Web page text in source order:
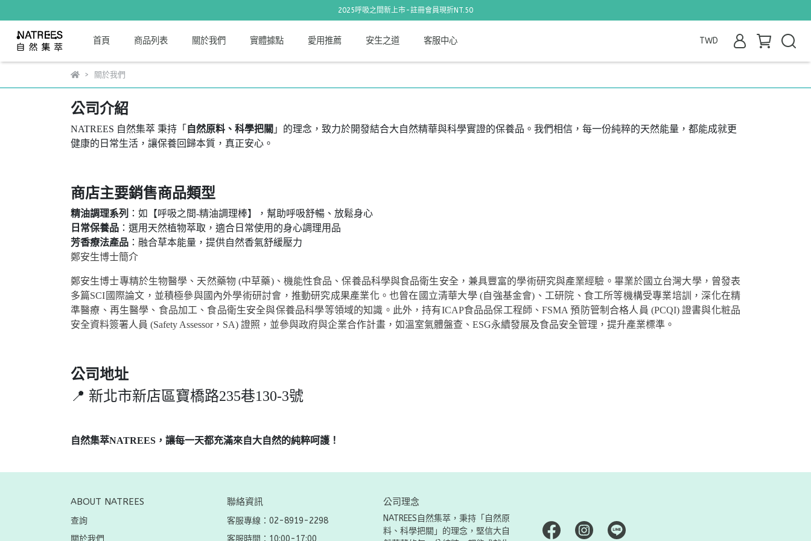
2025呼吸之間新上市-註冊會員現折NT.50
首頁 商品列表 關於我們 實體據點 愛用推薦 安生之道 客服中心 TWD
關於我們
公司介紹
NATREES 自然集萃 秉持「 自然原料、科學把關 」的理念，致力於開發結合大自然精華與科學實證的保養品。我們相信，每一份純粹的天然能量，都能成就更
健康的日常生活，讓保養回歸本質，真正安心。
商店主要銷售商品類型
精油調理系列
：如【呼吸之間-精油調理棒】，幫助呼吸舒暢、放鬆身心
日常保養品 ：選用天然植物萃取，適合日常使用的身心調理用品
芳香療法產品 ：融合草本能量，提供自然香氣舒緩壓力
鄭安生博士簡介
鄭安生博士專精於生物醫學、天然藥物 (中草藥)、機能性食品、保養品科學與食品衛生安全，兼具豐富的學術研究與產業經驗。畢業於國立台灣大學，曾發表
多篇SCI國際論文，並積極參與國內外學術研討會，推動研究成果產業化。也曾在國立清華大學 (自強基金會)、工研院、食工所等機構受專業培訓，深化在精
準醫療、再生醫學、食品加工、食品衛生安全與保養品科學等領域的知識。此外，持有ICAP食品品保工程師、FSMA 預防管制合格人員 (PCQI) 證書與化粧品
安全資料簽署人員 (Safety Assessor，SA) 證照，並參與政府與企業合作計畫，如溫室氣體盤查、ESG永續發展及食品安全管理，提升產業標準。
公司地址
📍 新北市新店區寶橋路235巷130-3號
自然集萃NATREES，讓每一天都充滿來自大自然的純粹呵護！
ABOUT NATREES
查詢
關於我們
聯絡資訊
客服專線：02-8919-2298
客服時間：10:00-17:00
公司理念
NATREES自然集萃，秉持「自然原
料、科學把關」的理念，堅信大自